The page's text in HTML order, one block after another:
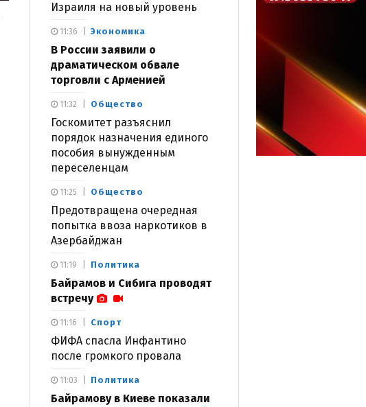
Израиля на новый уровень
Экономика
В России заявили о
драматическом обвале
торговли с Арменией
11:36
Общество
Госкомитет разъяснил
порядок назначения единого
пособия вынужденным
переселенцам
11:32
Общество
Предотвращена очередная
попытка ввоза наркотиков в
Азербайджан
11:25
Политика
Байрамов и Сибига проводят
встречу
11:19
Спорт
ФИФА спасла Инфантино
после громкого провала
11:16
Политика
Байрамову в Киеве показали
11:03